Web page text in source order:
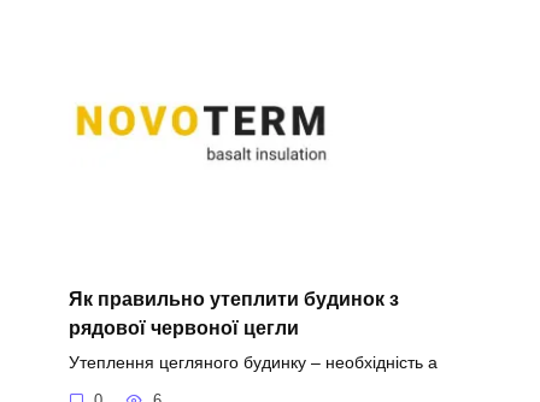
Як правильно утеплити будинок з
рядової червоної цегли
Утеплення цегляного будинку – необхідність а